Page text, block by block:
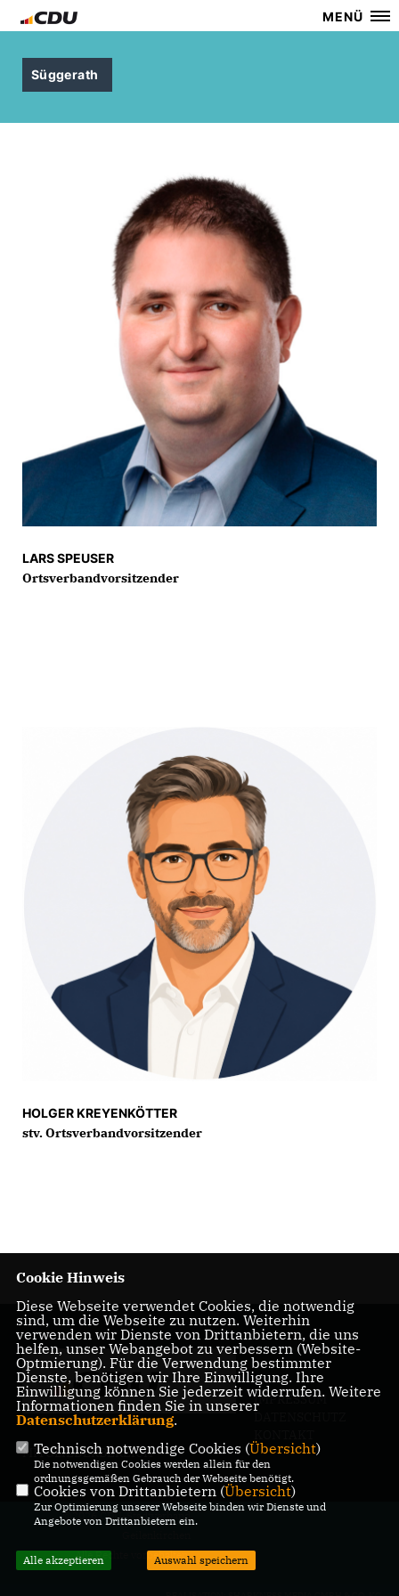
MENÜ
Süggerath
LARS SPEUSER
Ortsverbandvorsitzender
HOLGER KREYENKÖTTER
stv. Ortsverbandvorsitzender
IMPRESSUM
MITGLIEDERBEREICH
@2026 CDU-Stadtverband
Alle Rechte vorbehalten.
Cookie Hinweis
Diese Webseite verwendet Cookies, die notwendig
sind, um die Webseite zu nutzen. Weiterhin
verwenden wir Dienste von Drittanbietern, die uns
helfen, unser Webangebot zu verbessern (Website-
Optmierung). Für die Verwendung bestimmter
Dienste, benötigen wir Ihre Einwilligung. Ihre
Einwilligung können Sie jederzeit widerrufen. Weitere
Informationen finden Sie in unserer
Datenschutzerklärung.
Technisch notwendige Cookies (Übersicht)
Die notwendigen Cookies werden allein für den
ordnungsgemäßen Gebrauch der Webseite benötigt.
Cookies von Drittanbietern (Übersicht)
Zur Optimierung unserer Webseite binden wir Dienste und
Angebote von Drittanbietern ein.
Alle akzeptieren Auswahl speichern